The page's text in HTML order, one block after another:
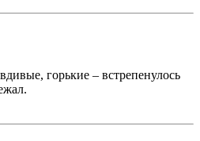
горькие – встрепенулось